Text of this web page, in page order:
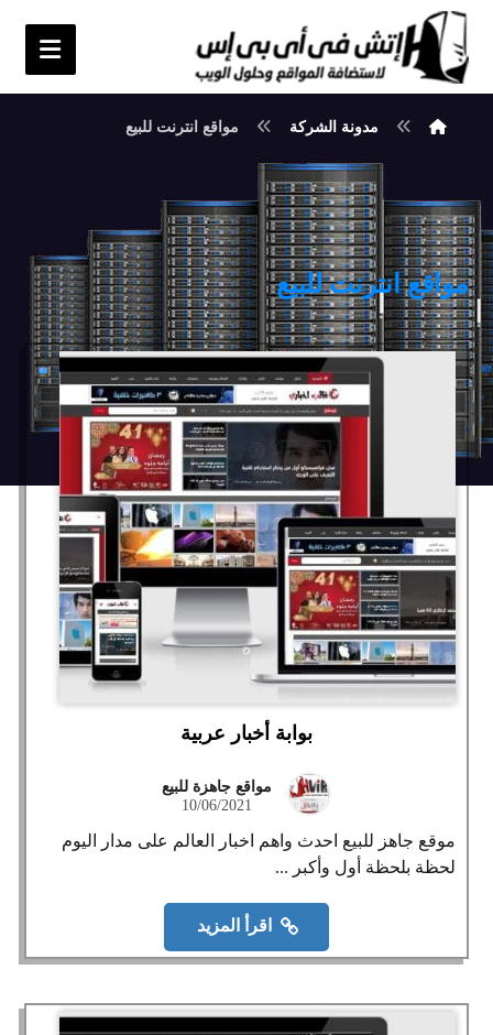
مدونة الشركة مواقع انترنت للبيع
مواقع انترنت للبيع
بوابة أخبار عربية
مواقع جاهزة للبيع
10/06/2021
موقع جاهز للبيع احدث واهم اخبار العالم على مدار اليوم
لحظة بلحظة أول وأكبر ...
اقرأ المزيد